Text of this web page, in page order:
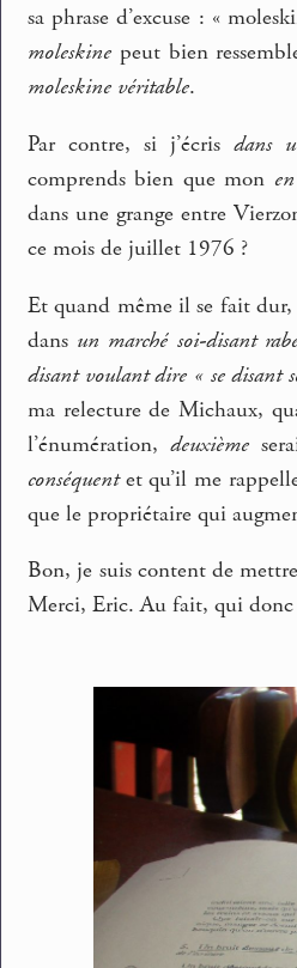
sa phrase d’excuse : «
moleskine peut bien
moleskine véritable.
Par contre, si j’écrisdans
comprends bien que mon
dans une grange entre
ce mois de juillet 1976 ?
Et quand même il se fait
dans un marché soi-disant
disant voulant dire « se disant
ma relecture de Michaux,
l’énumération,deuxième
conséquentet qu’il me
que le propriétaire qui
Bon, je suis content de
Merci, Eric. Au fait, qui